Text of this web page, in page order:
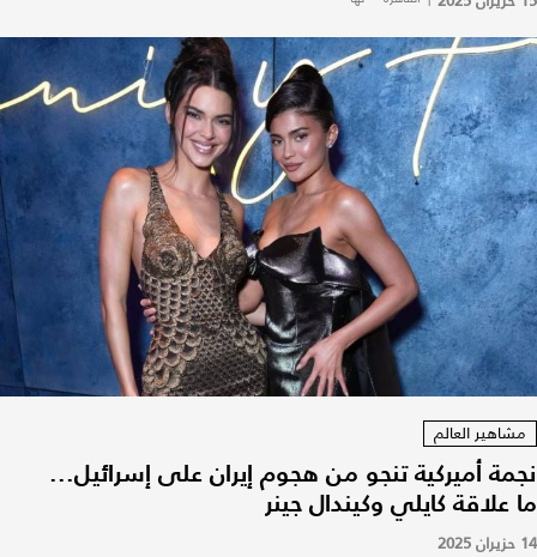
مشاهير العالم
نجمة أميركية تنجو من هجوم إيران على إسرائيل...
ما علاقة كايلي وكيندال جينر
14 حزيران 2025